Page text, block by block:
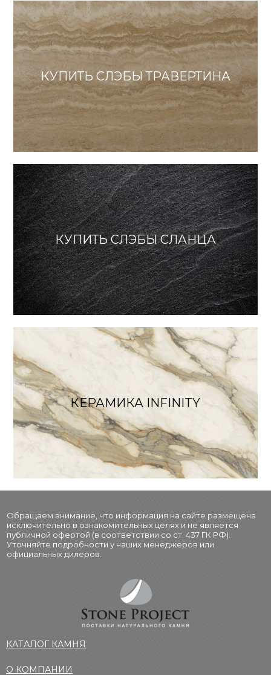
КУПИТЬ СЛЭБЫ ТРАВЕРТИНА
КУПИТЬ СЛЭБЫ СЛАНЦА
КЕРАМИКА INFINITY
Обращаем внимание, что информация на сайте размещена
исключительно в ознакомительных целях и не является
публичной офертой (в соответствии со ст. 437 ГК РФ).
Уточняйте подробности у наших менеджеров или
официальных дилеров.
КАТАЛОГ КАМНЯ
О КОМПАНИИ